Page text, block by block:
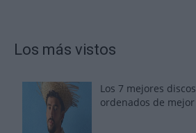
Los más vistos
Los 7 mejores
ordenados de